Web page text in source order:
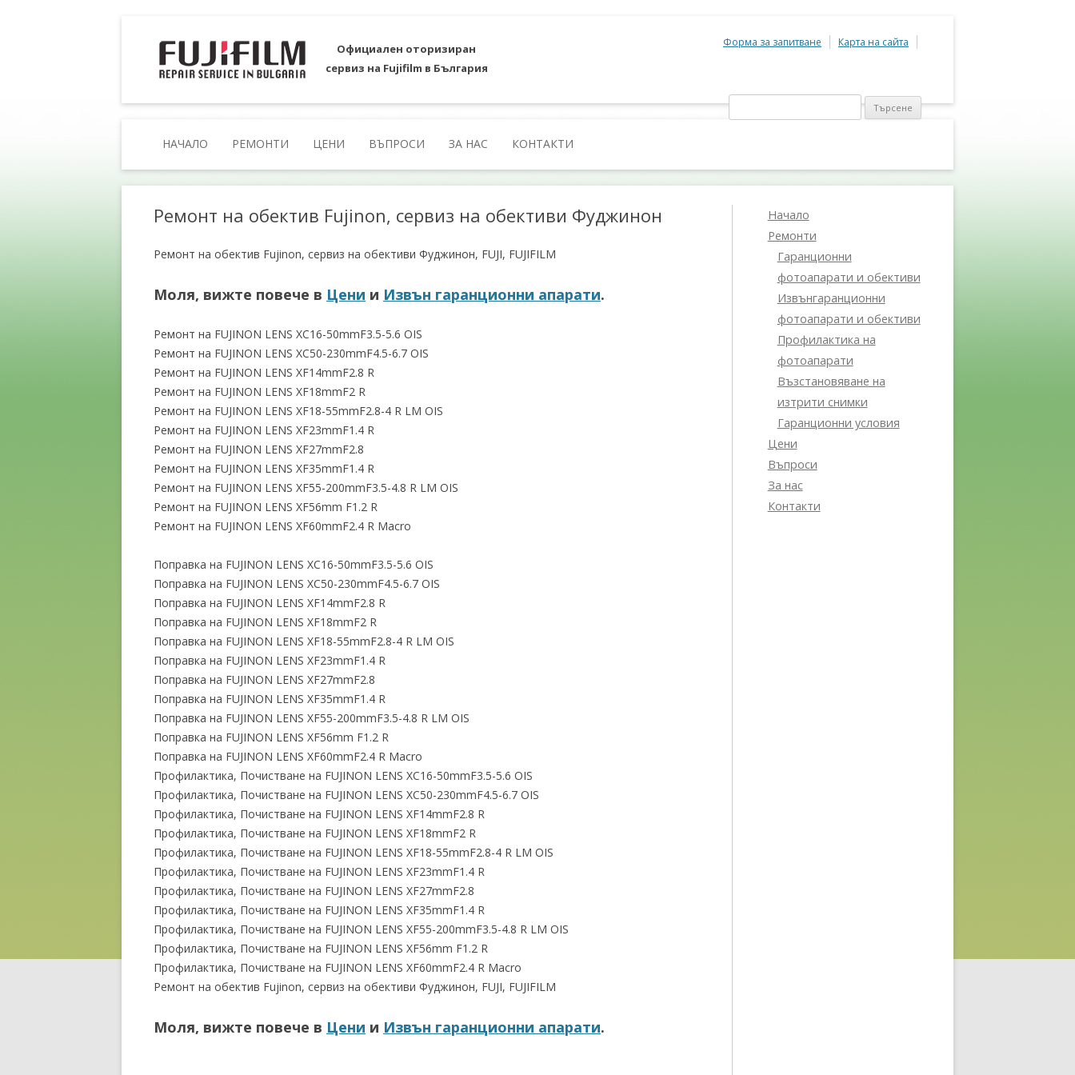
Официален оторизиран
сервиз на Fujifilm в България
Форма за запитване Карта на сайта
Търсене
НАЧАЛО РЕМОНТИ ЦЕНИ ВЪПРОСИ ЗА НАС КОНТАКТИ
Ремонт на обектив Fujinon, сервиз на обективи Фуджинон
Ремонт на обектив Fujinon, сервиз на обективи Фуджинон, FUJI, FUJIFILM
Моля, вижте повече в Цени и Извън гаранционни апарати.
Ремонт на FUJINON LENS XC16-50mmF3.5-5.6 OIS
Ремонт на FUJINON LENS XC50-230mmF4.5-6.7 OIS
Ремонт на FUJINON LENS XF14mmF2.8 R
Ремонт на FUJINON LENS XF18mmF2 R
Ремонт на FUJINON LENS XF18-55mmF2.8-4 R LM OIS
Ремонт на FUJINON LENS XF23mmF1.4 R
Ремонт на FUJINON LENS XF27mmF2.8
Ремонт на FUJINON LENS XF35mmF1.4 R
Ремонт на FUJINON LENS XF55-200mmF3.5-4.8 R LM OIS
Ремонт на FUJINON LENS XF56mm F1.2 R
Ремонт на FUJINON LENS XF60mmF2.4 R Macro
Поправка на FUJINON LENS XC16-50mmF3.5-5.6 OIS
Поправка на FUJINON LENS XC50-230mmF4.5-6.7 OIS
Поправка на FUJINON LENS XF14mmF2.8 R
Поправка на FUJINON LENS XF18mmF2 R
Поправка на FUJINON LENS XF18-55mmF2.8-4 R LM OIS
Поправка на FUJINON LENS XF23mmF1.4 R
Поправка на FUJINON LENS XF27mmF2.8
Поправка на FUJINON LENS XF35mmF1.4 R
Поправка на FUJINON LENS XF55-200mmF3.5-4.8 R LM OIS
Поправка на FUJINON LENS XF56mm F1.2 R
Поправка на FUJINON LENS XF60mmF2.4 R Macro
Профилактика, Почистване на FUJINON LENS XC16-50mmF3.5-5.6 OIS
Профилактика, Почистване на FUJINON LENS XC50-230mmF4.5-6.7 OIS
Профилактика, Почистване на FUJINON LENS XF14mmF2.8 R
Профилактика, Почистване на FUJINON LENS XF18mmF2 R
Профилактика, Почистване на FUJINON LENS XF18-55mmF2.8-4 R LM OIS
Профилактика, Почистване на FUJINON LENS XF23mmF1.4 R
Профилактика, Почистване на FUJINON LENS XF27mmF2.8
Профилактика, Почистване на FUJINON LENS XF35mmF1.4 R
Профилактика, Почистване на FUJINON LENS XF55-200mmF3.5-4.8 R LM OIS
Профилактика, Почистване на FUJINON LENS XF56mm F1.2 R
Профилактика, Почистване на FUJINON LENS XF60mmF2.4 R Macro
Ремонт на обектив Fujinon, сервиз на обективи Фуджинон, FUJI, FUJIFILM
Моля, вижте повече в Цени и Извън гаранционни апарати.
Начало
Ремонти
Гаранционни
фотоапарати и обективи
Извънгаранционни
фотоапарати и обективи
Профилактика на
фотоапарати
Възстановяване на
изтрити снимки
Гаранционни условия
Цени
Въпроси
За нас
Контакти